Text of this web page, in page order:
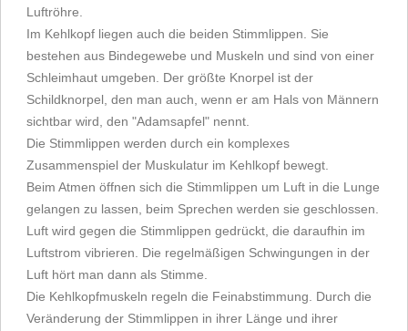
Luftröhre.
Im Kehlkopf liegen auch die beiden Stimmlippen. Sie
bestehen aus Bindegewebe und Muskeln und sind von einer
Schleimhaut umgeben. Der größte Knorpel ist der
Schildknorpel, den man auch, wenn er am Hals von Männern
sichtbar wird, den "Adamsapfel" nennt.
Die Stimmlippen werden durch ein komplexes
Zusammenspiel der Muskulatur im Kehlkopf bewegt.
Beim Atmen öffnen sich die Stimmlippen um Luft in die Lunge
gelangen zu lassen, beim Sprechen werden sie geschlossen.
Luft wird gegen die Stimmlippen gedrückt, die daraufhin im
Luftstrom vibrieren. Die regelmäßigen Schwingungen in der
Luft hört man dann als Stimme.
Die Kehlkopfmuskeln regeln die Feinabstimmung. Durch die
Veränderung der Stimmlippen in ihrer Länge und ihrer